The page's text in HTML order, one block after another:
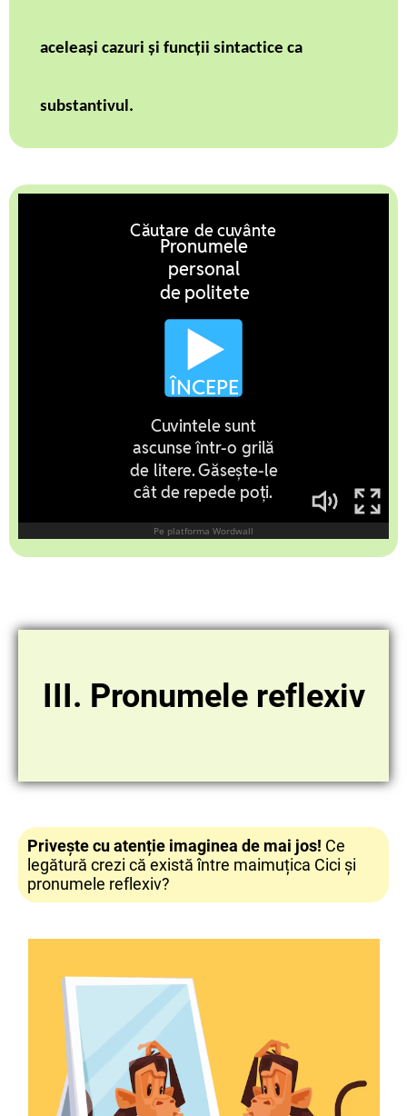
aceleași cazuri și funcții sintactice ca
substantivul.
III. Pronumele reflexiv
Privește cu atenție imaginea de mai jos! Ce
legătură crezi că există între maimuțica Cici și
pronumele reflexiv?